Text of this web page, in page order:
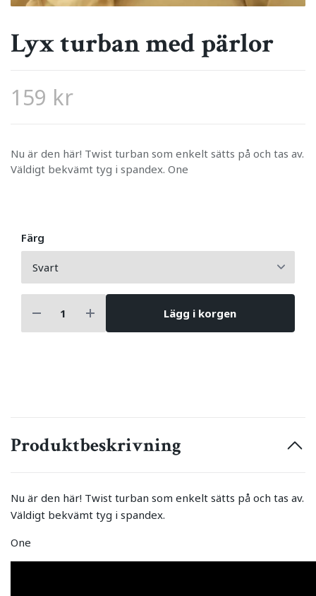
Lyx turban med pärlor
159 kr
Nu är den här! Twist turban som enkelt sätts på och tas av.
Väldigt bekvämt tyg i spandex. One
Färg
Lägg i korgen
Produktbeskrivning
Nu är den här! Twist turban som enkelt sätts på och tas av.
Väldigt bekvämt tyg i spandex.
One